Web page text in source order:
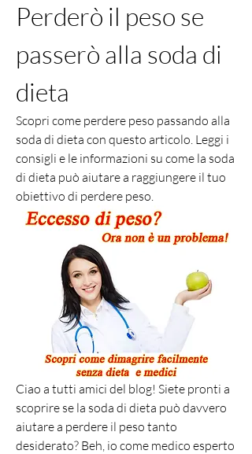
Perderò il peso se
passerò alla soda di
dieta
Scopri come perdere peso passando alla
soda di dieta con questo articolo. Leggi i
consigli e le informazioni su come la soda
di dieta può aiutare a raggiungere il tuo
obiettivo di perdere peso.
Ciao a tutti amici del blog! Siete pronti a
scoprire se la soda di dieta può davvero
aiutare a perdere il peso tanto
desiderato? Beh, io come medico esperto